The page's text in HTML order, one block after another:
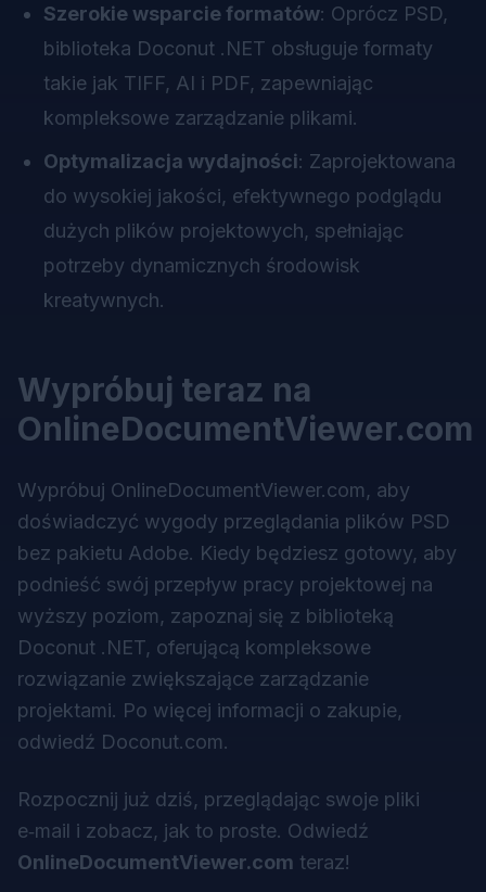
Szerokie wsparcie formatów: Oprócz PSD,
biblioteka Doconut .NET obsługuje formaty
takie jak TIFF, AI i PDF, zapewniając
kompleksowe zarządzanie plikami.
Optymalizacja wydajności: Zaprojektowana
do wysokiej jakości, efektywnego podglądu
dużych plików projektowych, spełniając
potrzeby dynamicznych środowisk
kreatywnych.
Wypróbuj teraz na
OnlineDocumentViewer.com
Wypróbuj OnlineDocumentViewer.com, aby
doświadczyć wygody przeglądania plików PSD
bez pakietu Adobe. Kiedy będziesz gotowy, aby
podnieść swój przepływ pracy projektowej na
wyższy poziom, zapoznaj się z biblioteką
Doconut .NET, oferującą kompleksowe
rozwiązanie zwiększające zarządzanie
projektami. Po więcej informacji o zakupie,
odwiedź Doconut.com.
Rozpocznij już dziś, przeglądając swoje pliki
e‑mail i zobacz, jak to proste. Odwiedź
OnlineDocumentViewer.com teraz!